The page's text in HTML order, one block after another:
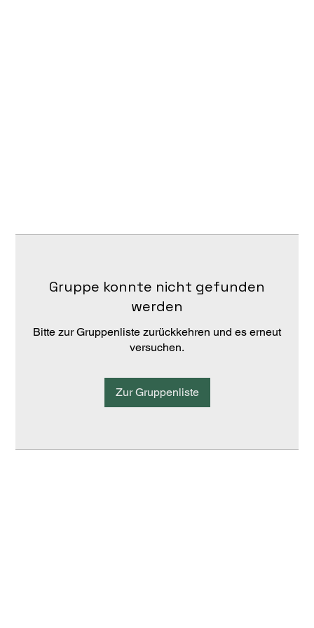
Gruppe konnte nicht gefunden
werden
Bitte zur Gruppenliste zurückkehren und es erneut
versuchen.
Zur Gruppenliste